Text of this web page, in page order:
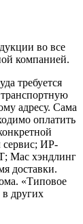
во все
компанией.
требуется
транспортную
адресу. Сама
оплатить
ИР-
Мас хэндлинг
доставки.
«Типовое
других